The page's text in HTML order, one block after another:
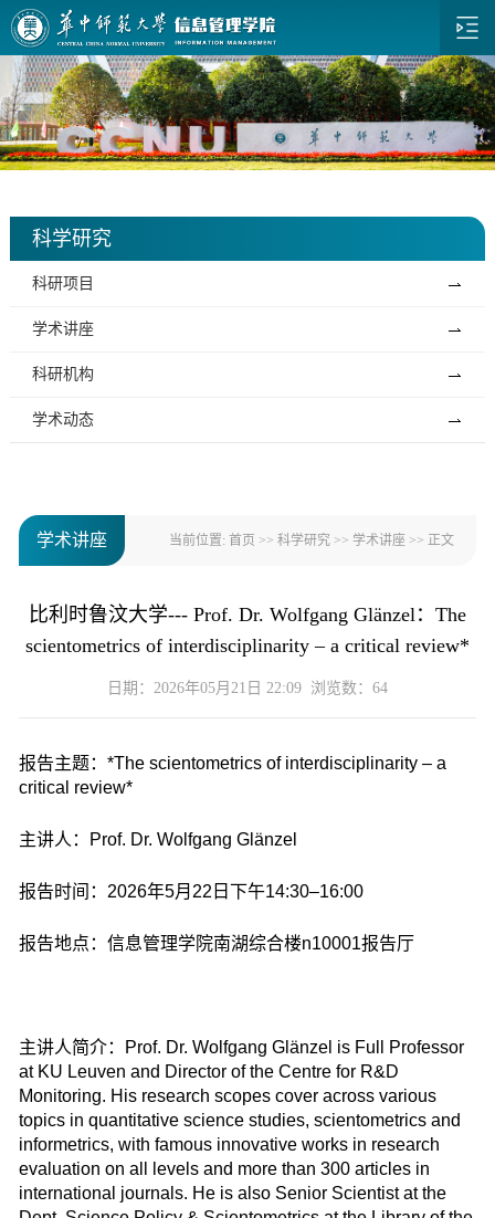
科学研究
科研项目
学术讲座
科研机构
学术动态
学术讲座 当前位置:首页 >>科学研究 >> 学术讲座 >> 正文
比利时鲁汶大学--- Prof. Dr. Wolfgang Glänzel：The
scientometrics of interdisciplinarity – a critical review*
日期：2026年05月21日 22:09 浏览数： 64
报告主题：*The scientometrics of interdisciplinarity – a
critical review*
主讲人：Prof. Dr. Wolfgang Glänzel
报告时间：2026年5月22日下午14:30–16:00
报告地点：信息管理学院南湖综合楼n10001报告厅
主讲人简介：Prof. Dr. Wolfgang Glänzel is Full Professor
at KU Leuven and Director of the Centre for R&D
Monitoring. His research scopes cover across various
topics in quantitative science studies, scientometrics and
informetrics, with famous innovative works in research
evaluation on all levels and more than 300 articles in
international journals. He is also Senior Scientist at the